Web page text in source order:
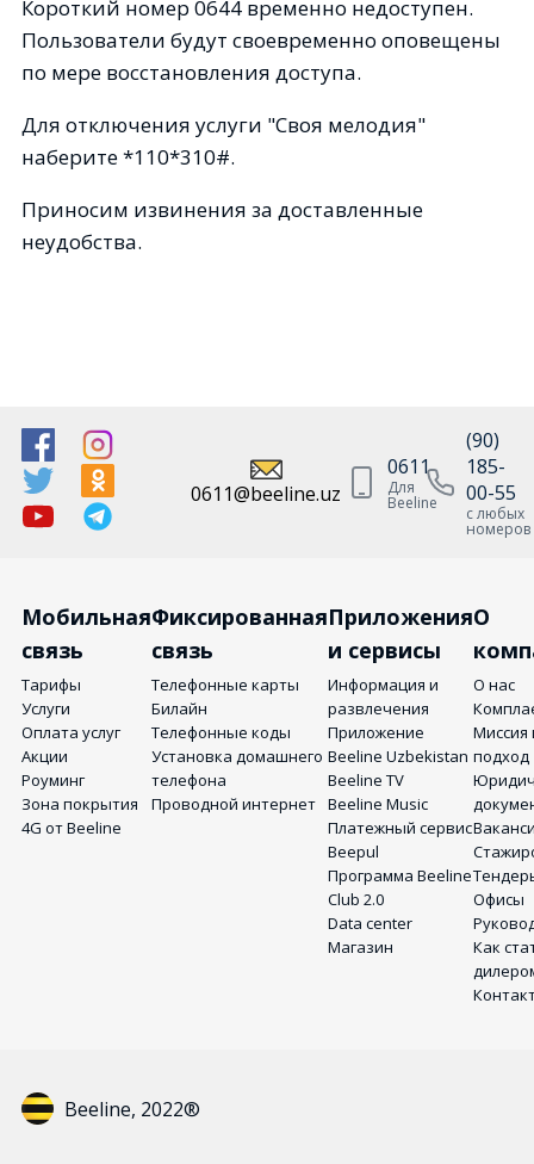
Короткий номер 0644 временно недоступен.
Пользователи будут своевременно оповещены
по мере восстановления доступа.
Для отключения услуги "Своя мелодия"
наберите *110*310#.
Приносим извинения за доставленные
неудобства.
0611@beeline.uz
0611
Для
Beeline
(90)
185-
00-55
с любых
номеров
Мобильная
связь
Тарифы
Услуги
Оплата услуг
Акции
Роуминг
Зона покрытия
4G от Beeline
Фиксированная
связь
Телефонные карты
Билайн
Телефонные коды
Установка домашнего
телефона
Проводной интернет
Приложения
и сервисы
Информация и
развлечения
Приложение
Beeline Uzbekistan
Beeline TV
Beeline Music
Платежный сервис
Beepul
Программа Beeline
Club 2.0
Data center
Магазин
О
О нас
Миссия
подход
Офисы
Как
Beeline, 2022®